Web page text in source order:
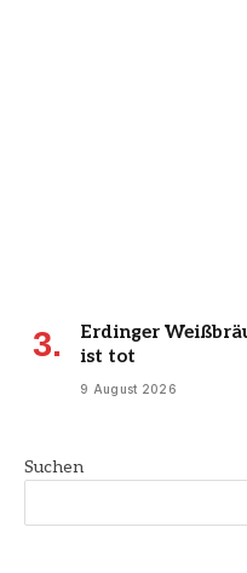
Erdinger
ist tot
9 August 2026
Suchen